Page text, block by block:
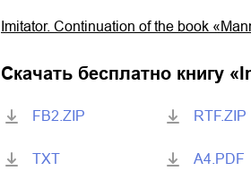
Imitator. Continuation of the book
Скачать бесплатно книгу «
FB2.ZIP
TXT
RTF.ZIP
A4.PDF